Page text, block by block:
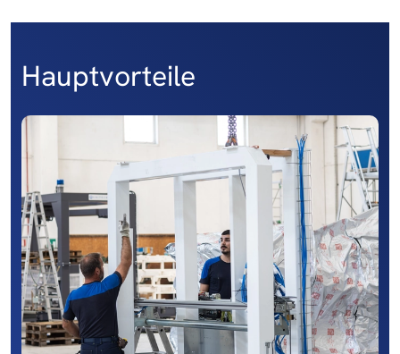
Hauptvorteile